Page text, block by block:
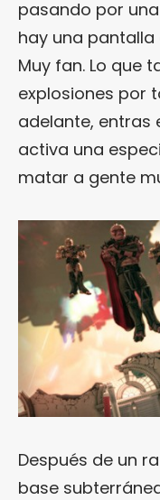
pasando por
hay una
Muy fan. Lo que
explosiones por
adelante, entras
activa una
matar a gente
Después de un
base